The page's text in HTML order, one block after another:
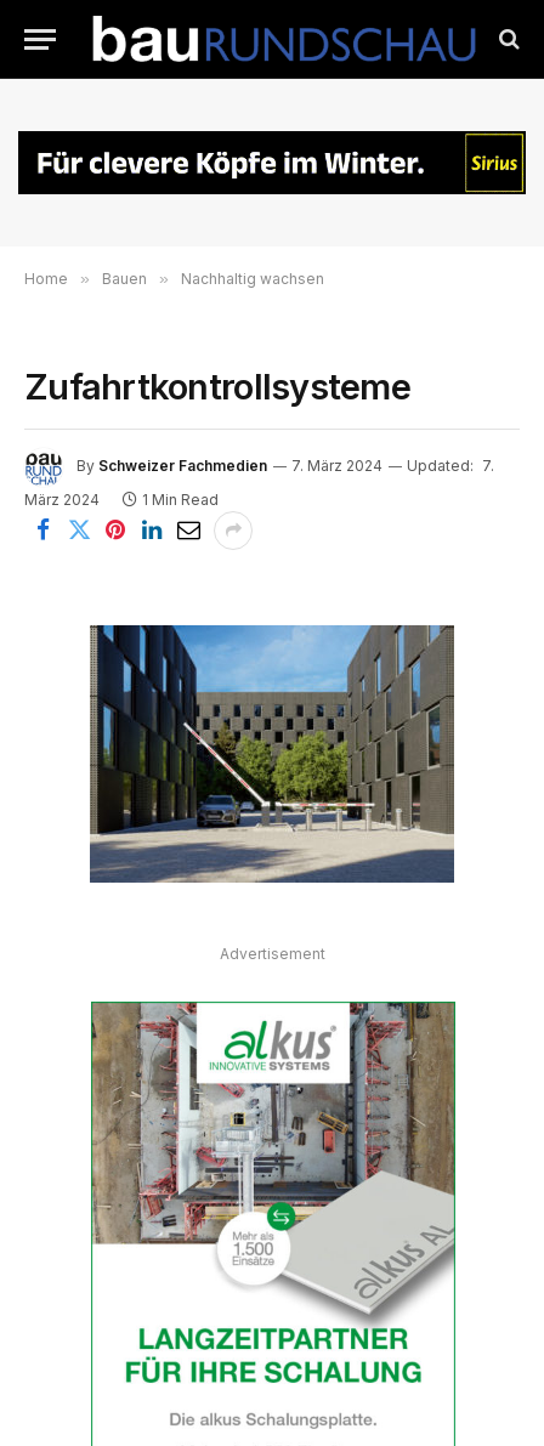
Home » Bauen » Nachhaltig wachsen
Zufahrtkontrollsysteme
By Schweizer Fachmedien 7. März 2024 Updated: 7.
März 2024
1 Min Read
Advertisement